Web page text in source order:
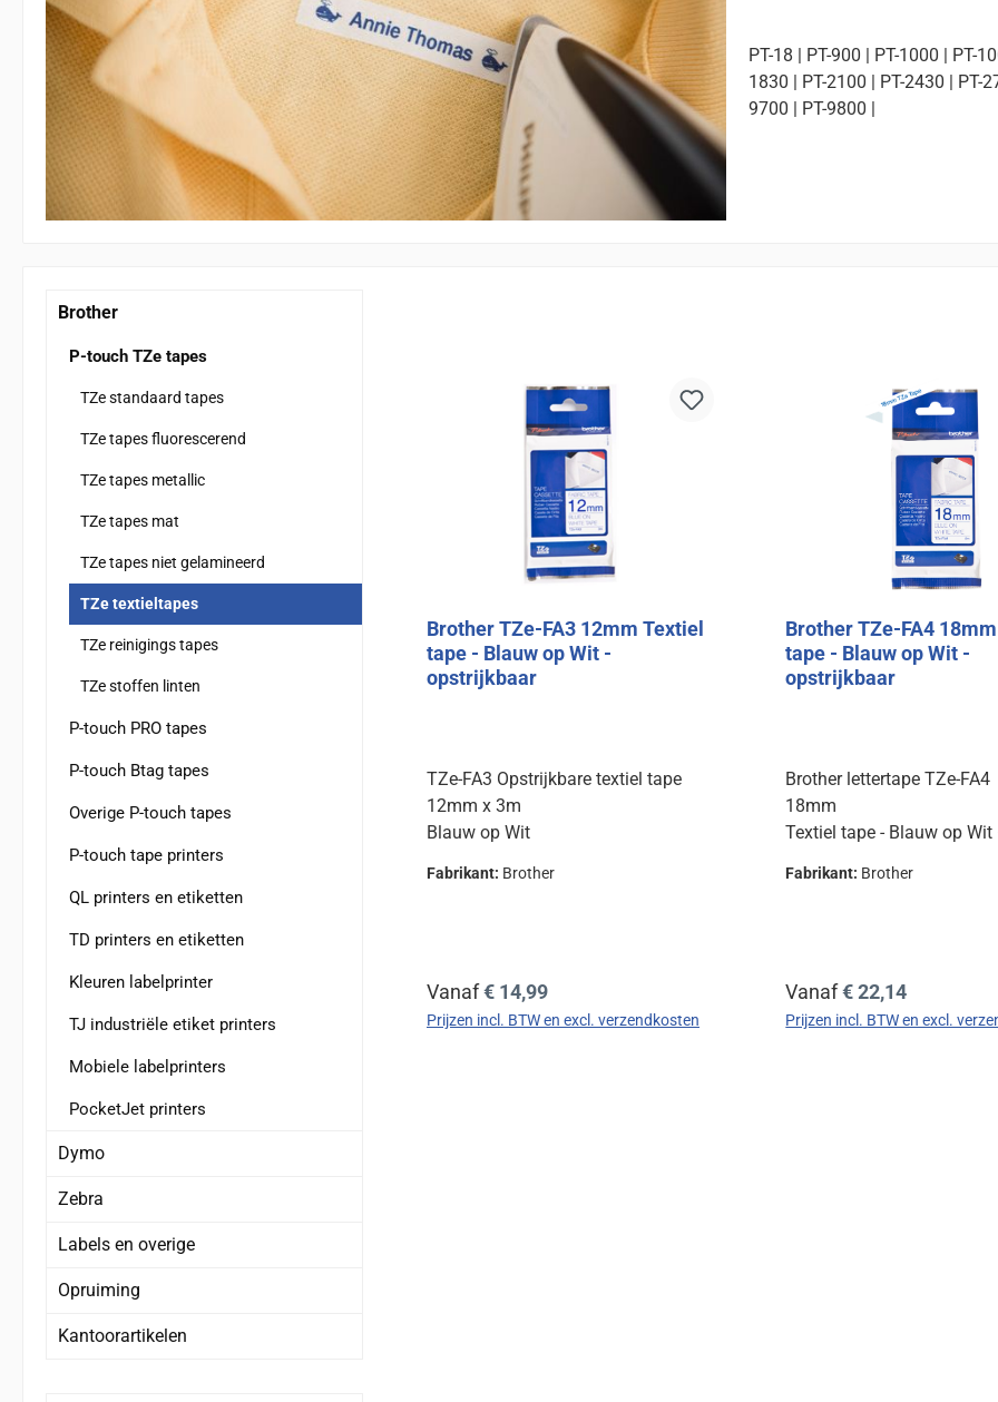
PT-18 | PT-900 | PT-1000 | PT-
1830 | PT-2100 | PT-2430 | PT-
9700 | PT-9800 |
Brother
P-touch TZe tapes
TZe standaard tapes
TZe tapes fluorescerend
TZe tapes metallic
TZe tapes mat
TZe tapes niet gelamineerd
TZe textieltapes
TZe reinigings tapes
TZe stoffen linten
P-touch PRO tapes
P-touch Btag tapes
Overige P-touch tapes
P-touch tape printers
QL printers en etiketten
TD printers en etiketten
Kleuren labelprinter
TJ industriële etiket printers
Mobiele labelprinters
PocketJet printers
Dymo
Zebra
Labels en overige
Opruiming
Kantoorartikelen
Brother TZe-FA3 12mm Textiel
tape - Blauw op Wit -
opstrijkbaar
TZe-FA3 Opstrijkbare textiel tape
12mm x 3m
Blauw op Wit
Fabrikant: Brother
Normale prijs:
Vanaf€ 14,99
Prijzen incl. BTW en excl. verzendkosten
Brother TZe-FA4
tape - Blauw op Wit -
opstrijkbaar
Brother lettertape TZe-FA4
18mm
Textiel tape - Blauw op Wit
Fabrikant: Brother
Normale prijs:
Vanaf€ 22,14
Prijzen incl. BTW en excl.